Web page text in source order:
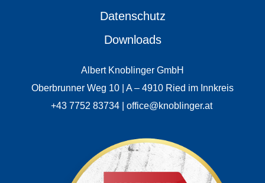
Datenschutz
Downloads
Albert Knoblinger GmbH
Oberbrunner Weg 10 | A – 4910 Ried im Innkreis
+43 7752 83734 | office@knoblinger.at